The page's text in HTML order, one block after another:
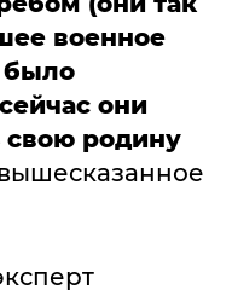
военное
было
они
свою родину